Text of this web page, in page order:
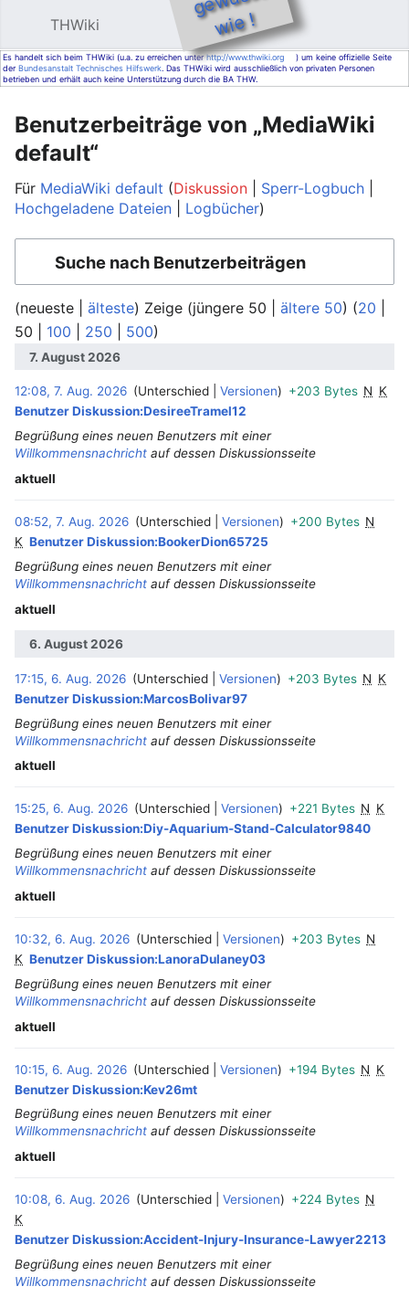
THWiki e !
Es handelt sich beim THWiki (u.a. zu erreichen unterhttp://www.thwiki.org
) um keine offizielle Seite
derBundesanstalt Technisches Hilfswerk. Das THWiki wird ausschließlich von privaten Personen
betrieben und erhält auch keine Unterstützung durch die BA THW.
Benutzerbeiträge von „MediaWiki
default“
Für MediaWiki default Diskussion
Sperr-Logbuch
Hochgeladene Dateien
Logbücher
Suche nach Benutzerbeiträgen
(neueste älteste) Zeige (jüngere 50 ältere 50) (20
50
100 250 500)
7. August 2026
12:08, 7. Aug. 2026 Unterschied Versionen +203 Bytes N K
Benutzer Diskussion:DesireeTramel12
Begrüßung eines neuen Benutzers mit einer
Willkommensnachricht auf dessen Diskussionsseite
aktuell
08:52, 7. Aug. 2026 Unterschied Versionen +200 Bytes N
K Benutzer Diskussion:BookerDion65725
Begrüßung eines neuen Benutzers mit einer
Willkommensnachricht auf dessen Diskussionsseite
aktuell
6. August 2026
17:15, 6. Aug. 2026 Unterschied Versionen +203 Bytes N K
Benutzer Diskussion:MarcosBolivar97
Begrüßung eines neuen Benutzers mit einer
Willkommensnachricht auf dessen Diskussionsseite
aktuell
15:25, 6. Aug. 2026 Unterschied Versionen +221 Bytes N K
Benutzer Diskussion:Diy-Aquarium-Stand-Calculator9840
Begrüßung eines neuen Benutzers mit einer
Willkommensnachricht auf dessen Diskussionsseite
aktuell
10:32, 6. Aug. 2026 Unterschied Versionen +203 Bytes N
K Benutzer Diskussion:LanoraDulaney03
Begrüßung eines neuen Benutzers mit einer
Willkommensnachricht auf dessen Diskussionsseite
aktuell
10:15, 6. Aug. 2026 Unterschied Versionen +194 Bytes N K
Benutzer Diskussion:Kev26mt
Begrüßung eines neuen Benutzers mit einer
Willkommensnachricht auf dessen Diskussionsseite
aktuell
10:08, 6. Aug. 2026 Unterschied Versionen +224 Bytes N
K
Benutzer Diskussion:Accident-Injury-Insurance-Lawyer2213
Begrüßung eines neuen Benutzers mit einer
Willkommensnachricht auf dessen Diskussionsseite